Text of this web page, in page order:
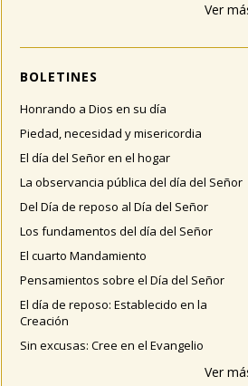
Ver
BOLETINES
Honrando a Dios en su día
Piedad, necesidad y misericordia
El día del Señor en el hogar
La observancia pública del día del Señor
Del Día de reposo al Día del Señor
Los fundamentos del día del Señor
El cuarto Mandamiento
Pensamientos sobre el Día del Señor
El día de reposo: Establecido en la
Creación
Sin excusas: Cree en el Evangelio
Ver